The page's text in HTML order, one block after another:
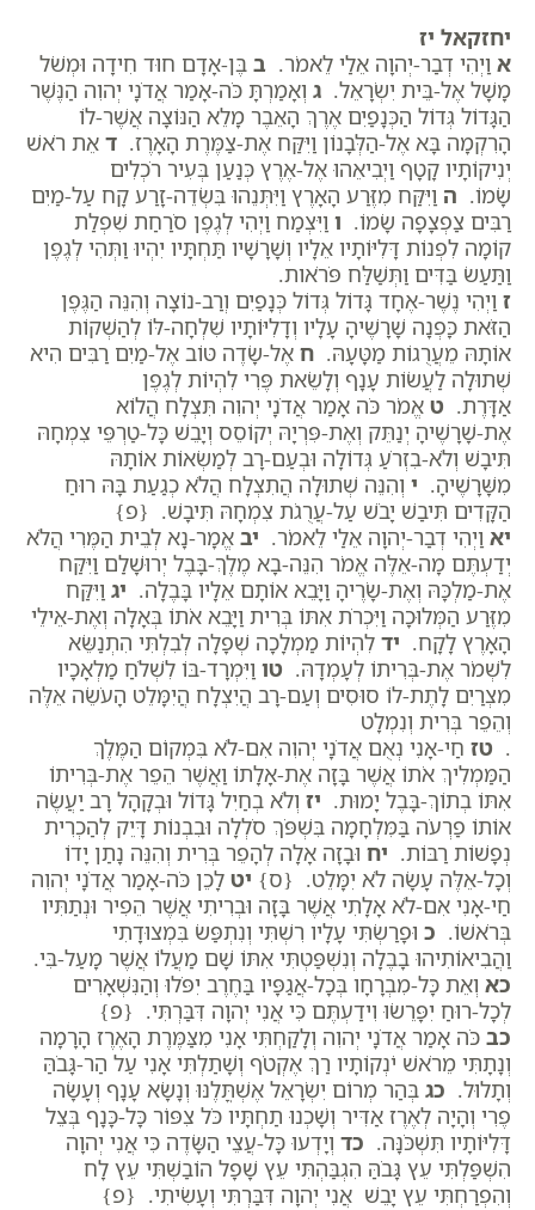
יחזקאל יז
א וַיְהִי דְבַר-יְהוָה אֵלַי לֵאמֹר. ב בֶּן-אָדָם חוּד חִידָה וּמְשֹׁל
מָשָׁל אֶל-בֵּית יִשְׂרָאֵל. ג וְאָמַרְתָּ כֹּה-אָמַר אֲדֹנָי יְהוִה הַנֶּשֶׁר
הַגָּדוֹל גְּדוֹל הַכְּנָפַיִם אֶרֶךְ הָאֵבֶר מָלֵא הַנּוֹצָה אֲשֶׁר-לוֹ
הָרִקְמָה בָּא אֶל-הַלְּבָנוֹן וַיִּקַּח אֶת-צַמֶּרֶת הָאָרֶז. ד אֵת רֹאשׁ
יְנִיקוֹתָיו קָטָף וַיְבִיאֵהוּ אֶל-אֶרֶץ כְּנַעַן בְּעִיר רֹכְלִים
שָׂמוֹ. ה וַיִּקַּח מִזֶּרַע הָאָרֶץ וַיִּתְּנֵהוּ בִּשְׂדֵה-זָרַע קָח עַל-מַיִם
רַבִּים צַפְצָפָה שָׂמוֹ. ו וַיִּצְמַח וַיְהִי לְגֶפֶן סֹרַחַת שִׁפְלַת
קוֹמָה לִפְנוֹת דָּלִיּוֹתָיו אֵלָיו וְשָׁרָשָׁיו תַּחְתָּיו יִהְיוּ וַתְּהִי לְגֶפֶן
וַתַּעַשׂ בַּדִּים וַתְּשַׁלַּח פֹּרֹאות.
ז וַיְהִי נֶשֶׁר-אֶחָד גָּדוֹל גְּדוֹל כְּנָפַיִם וְרַב-נוֹצָה וְהִנֵּה הַגֶּפֶן
הַזֹּאת כָּפְנָה שָׁרָשֶׁיהָ עָלָיו וְדָלִיּוֹתָיו שִׁלְחָה-לּוֹ לְהַשְׁקוֹת
אוֹתָהּ מֵעֲרֻגוֹת מַטָּעָהּ. ח אֶל-שָׂדֶה טּוֹב אֶל-מַיִם רַבִּים הִיא
שְׁתוּלָה לַעֲשׂוֹת עָנָף וְלָשֵׂאת פֶּרִי לִהְיוֹת לְגֶפֶן
אַדָּרֶת. ט אֱמֹר כֹּה אָמַר אֲדֹנָי יְהוִה תִּצְלָח הֲלוֹא
אֶת-שָׁרָשֶׁיהָ יְנַתֵּק וְאֶת-פִּרְיָהּ יְקוֹסֵס וְיָבֵשׁ כָּל-טַרְפֵּי צִמְחָהּ
תִּיבָשׁ וְלֹא-בִזְרֹעַ גְּדוֹלָה וּבְעַם-רָב לְמַשְׂאוֹת אוֹתָהּ
מִשָּׁרָשֶׁיהָ. י וְהִנֵּה שְׁתוּלָה הֲתִצְלָח הֲלֹא כְגַעַת בָּהּ רוּחַ
הַקָּדִים תִּיבַשׁ יָבֹשׁ עַל-עֲרֻגֹת צִמְחָהּ תִּיבָשׁ. {פ}
יא וַיְהִי דְבַר-יְהוָה אֵלַי לֵאמֹר. יב אֱמָר-נָא לְבֵית הַמֶּרִי הֲלֹא
יְדַעְתֶּם מָה-אֵלֶּה אֱמֹר הִנֵּה-בָא מֶלֶךְ-בָּבֶל יְרוּשָׁלִַם וַיִּקַּח
אֶת-מַלְכָּהּ וְאֶת-שָׂרֶיהָ וַיָּבֵא אוֹתָם אֵלָיו בָּבֶלָה. יג וַיִּקַּח
מִזֶּרַע הַמְּלוּכָה וַיִּכְרֹת אִתּוֹ בְּרִית וַיָּבֵא אֹתוֹ בְּאָלָה וְאֶת-אֵילֵי
הָאָרֶץ לָקָח. יד לִהְיוֹת מַמְלָכָה שְׁפָלָה לְבִלְתִּי הִתְנַשֵּׂא
לִשְׁמֹר אֶת-בְּרִיתוֹ לְעָמְדָהּ. טו וַיִּמְרָד-בּוֹ לִשְׁלֹחַ מַלְאָכָיו
מִצְרַיִם לָתֶת-לוֹ סוּסִים וְעַם-רָב הֲיִצְלָח הֲיִמָּלֵט הָעֹשֵׂה אֵלֶּה
וְהֵפֵר בְּרִית וְנִמְלָט
. טז חַי-אָנִי נְאֻם אֲדֹנָי יְהוִה אִם-לֹא בִּמְקוֹם הַמֶּלֶךְ
הַמַּמְלִיךְ אֹתוֹ אֲשֶׁר בָּזָה אֶת-אָלָתוֹ וַאֲשֶׁר הֵפֵר אֶת-בְּרִיתוֹ
אִתּוֹ בְתוֹךְ-בָּבֶל יָמוּת. יז וְלֹא בְחַיִל גָּדוֹל וּבְקָהָל רָב יַעֲשֶׂה
אוֹתוֹ פַרְעֹה בַּמִּלְחָמָה בִּשְׁפֹּךְ סֹלְלָה וּבִבְנוֹת דָּיֵק לְהַכְרִית
נְפָשׁוֹת רַבּוֹת. יח וּבָזָה אָלָה לְהָפֵר בְּרִית וְהִנֵּה נָתַן יָדוֹ
וְכָל-אֵלֶּה עָשָׂה לֹא יִמָּלֵט. {ס} יט לָכֵן כֹּה-אָמַר אֲדֹנָי יְהוִה
חַי-אָנִי אִם-לֹא אָלָתִי אֲשֶׁר בָּזָה וּבְרִיתִי אֲשֶׁר הֵפִיר וּנְתַתִּיו
בְּרֹאשׁוֹ. כ וּפָרַשְׂתִּי עָלָיו רִשְׁתִּי וְנִתְפַּשׂ בִּמְצוּדָתִי
וַהֲבִיאוֹתִיהוּ בָבֶלָה וְנִשְׁפַּטְתִּי אִתּוֹ שָׁם מַעֲלוֹ אֲשֶׁר מָעַל-בִּי.
כא וְאֵת כָּל-מִבְרָחָו בְּכָל-אֲגַפָּיו בַּחֶרֶב יִפֹּלוּ וְהַנִּשְׁאָרִים
לְכָל-רוּחַ יִפָּרֵשׂוּ וִידַעְתֶּם כִּי אֲנִי יְהוָה דִּבַּרְתִּי. {פ}
כב כֹּה אָמַר אֲדֹנָי יְהוִה וְלָקַחְתִּי אָנִי מִצַּמֶּרֶת הָאֶרֶז הָרָמָה
וְנָתָתִּי מֵרֹאשׁ יֹנְקוֹתָיו רַךְ אֶקְטֹף וְשָׁתַלְתִּי אָנִי עַל הַר-גָּבֹהַּ
וְתָלוּל. כג בְּהַר מְרוֹם יִשְׂרָאֵל אֶשְׁתֳּלֶנּוּ וְנָשָׂא עָנָף וְעָשָׂה
פֶרִי וְהָיָה לְאֶרֶז אַדִּיר וְשָׁכְנוּ תַחְתָּיו כֹּל צִפּוֹר כָּל-כָּנָף בְּצֵל
דָּלִיּוֹתָיו תִּשְׁכֹּנָּה. כד וְיָדְעוּ כָּל-עֲצֵי הַשָּׂדֶה כִּי אֲנִי יְהוָה
הִשְׁפַּלְתִּי עֵץ גָּבֹהַּ הִגְבַּהְתִּי עֵץ שָׁפָל הוֹבַשְׁתִּי עֵץ לָח
וְהִפְרַחְתִּי עֵץ יָבֵשׁ אֲנִי יְהוָה דִּבַּרְתִּי וְעָשִׂיתִי. {פ}